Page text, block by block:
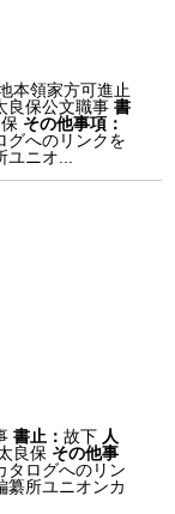
本領家方可進止
良保公文職事書
その他事項：
グへのリンクを
ユニオ...
書止：故下 人
良保 その他事
タログへのリン
纂所ユニオンカ